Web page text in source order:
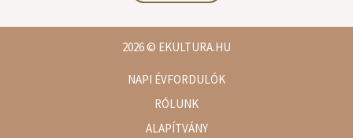
2026© EKULTURA.HU
NAPI ÉVFORDULÓK
RÓLUNK
ALAPÍTVÁNY